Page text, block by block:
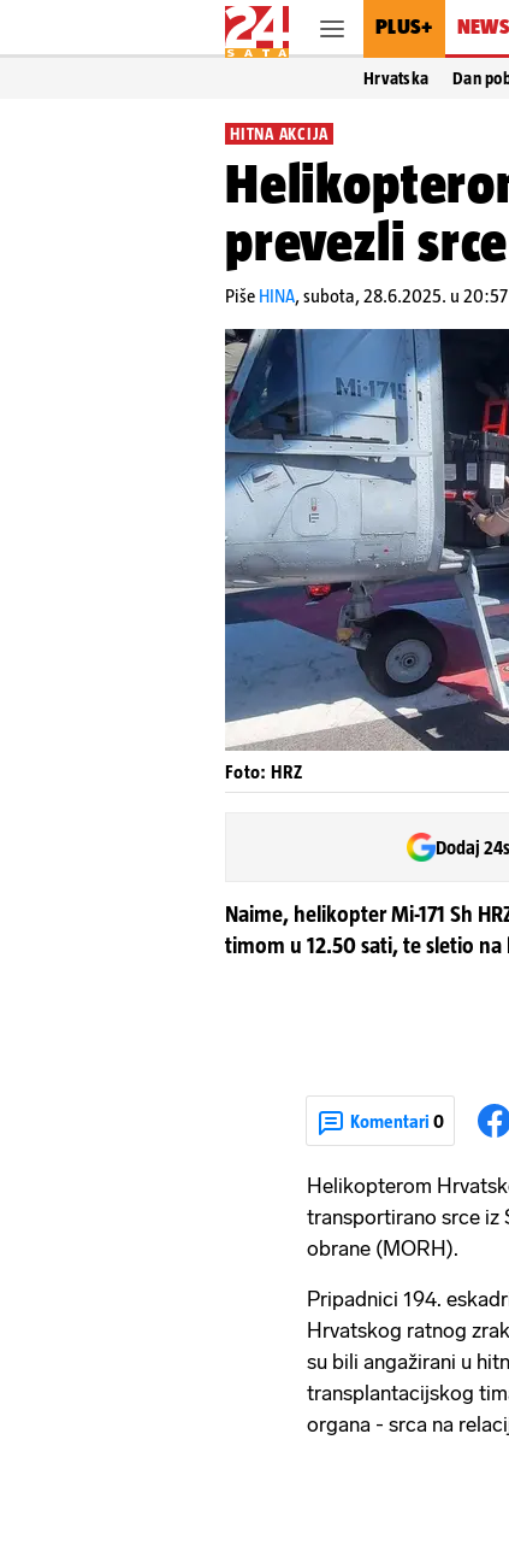
PLUS+ NEWS
Hrvatska Dan
HITNA AKCIJA
prevezli
Piše HINA,subota, 28.6.2025. u 20:57
Foto: HRZ
Dodaj
Naime, helikopter Mi-171 Sh
timom u 12.50 sati, te sletio
Komentari 0
Helikopterom
transportirano srce iz
obrane (MORH).
Pripadnici 194.
Hrvatskog ratnog
su bili angažirani u
transplantacijskog
organa - srca na